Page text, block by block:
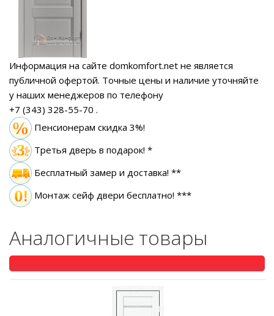
Информация на сайте domkomfort.net не является
публичной офертой. Точные цены и наличие уточняйте
у наших менеджеров по телефону
+7 (343) 328-55-70 .
Пенсионерам скидка 3%!
Третья дверь в подарок! *
Бесплатный замер и доставка! **
Монтаж сейф двери бесплатно! ***
Аналогичные товары